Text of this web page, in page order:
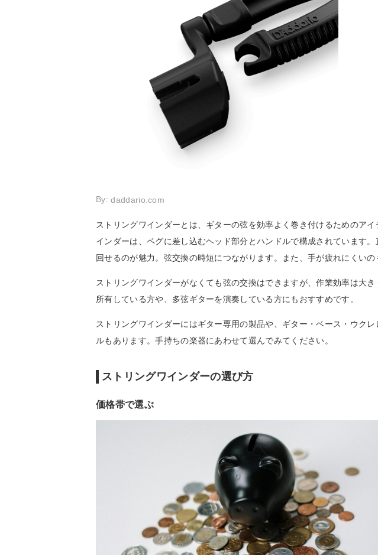
By:daddario.com
ストリングワインダーとは、ギターの弦を効率よく巻き付けるためのア
インダーは、ペグに差し込むヘッド部分とハンドルで構成されています。
回せるのが魅力。弦交換の時短につながります。また、手が疲れにくいの
ストリングワインダーがなくても弦の交換はできますが、作業効率は大
所有している方や、多弦ギターを演奏している方にもおすすめです。
ストリングワインダーにはギター専用の製品や、ギター・ベース・ウク
ルもあります。手持ちの楽器にあわせて選んでみてください。
ストリングワインダーの選び方
価格帯で選ぶ